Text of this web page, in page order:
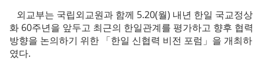
외교부는 국립외교원과 함께 5.20(월) 내년 한일 국교정상
화 60주년을 앞두고 최근의 한일관계를 평가하고 향후 협력
방향을 논의하기 위한 「한일 신협력 비전 포럼」을 개최하
였다.